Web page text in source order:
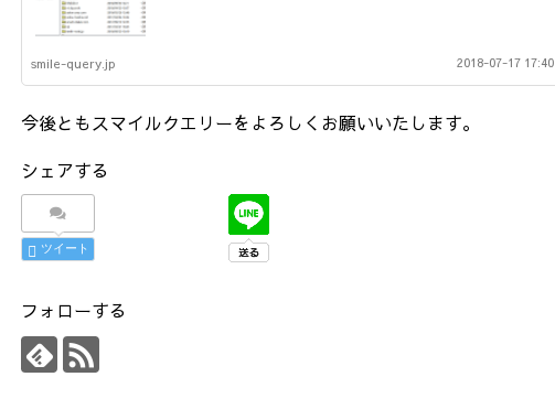
smile-query.jp 2018-07-17 17:40
今後ともスマイルクエリーをよろしくお願いいたします。
シェアする
ツイート
フォローする